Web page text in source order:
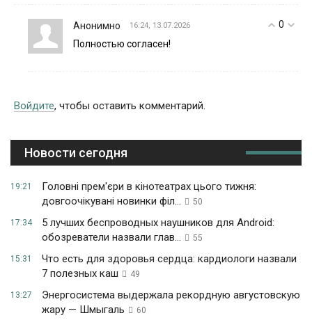
0
Анонимно 16:24, 13.07.2026
Полностью согласен!
Войдите, чтобы оставить комментарий.
Новости сегодня
19:21
Головні прем'єри в кінотеатрах цього тижня:
довгоочікувані новинки філ...
50
17:34
5 лучших беспроводных наушников для Android:
обозреватели назвали глав...
55
15:31
Что есть для здоровья сердца: кардиологи назвали
7 полезных каш
49
13:27
Энергосистема выдержала рекордную августовскую
жару — Шмыгаль
60